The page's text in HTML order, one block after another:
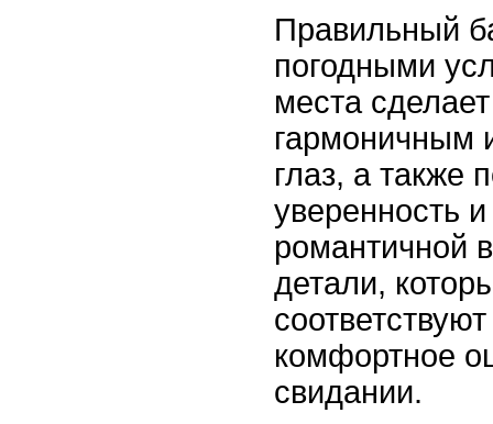
Правильный
погодными
места
гармоничным
глаз, а также
уверенность и
романтичной
детали,
комфортное
свидании.